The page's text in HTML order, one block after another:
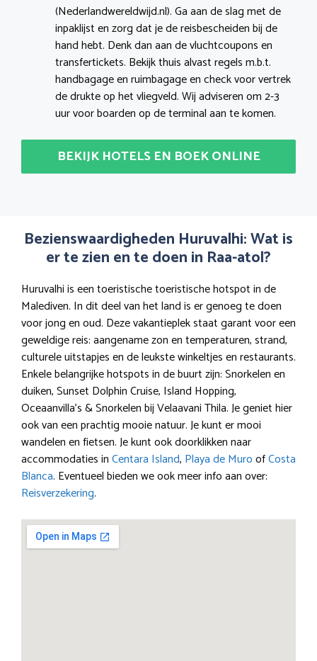
(Nederlandwereldwijd.nl). Ga aan de slag met de
inpaklijst en zorg dat je de reisbescheiden bij de
hand hebt. Denk dan aan de vluchtcoupons en
transfertickets. Bekijk thuis alvast regels m.b.t.
handbagage en ruimbagage en check voor vertrek
de drukte op het vliegveld. Wij adviseren om 2-3
uur voor boarden op de terminal aan te komen.
BEKIJK HOTELS EN BOEK ONLINE
Bezienswaardigheden Huruvalhi: Wat is
er te zien en te doen in Raa-atol?
Huruvalhi is een toeristische toeristische hotspot in de
Malediven. In dit deel van het land is er genoeg te doen
voor jong en oud. Deze vakantieplek staat garant voor een
geweldige reis: aangename zon en temperaturen, strand,
culturele uitstapjes en de leukste winkeltjes en restaurants.
Enkele belangrijke hotspots in de buurt zijn: Snorkelen en
duiken, Sunset Dolphin Cruise, Island Hopping,
Oceaanvilla’s & Snorkelen bij Velaavani Thila. Je geniet hier
ook van een prachtig mooie natuur. Je kunt er mooi
wandelen en fietsen. Je kunt ook doorklikken naar
accommodaties inCentara Island, Playa de MuroofCosta
Blanca. Eventueel bieden we ook meer info aan over:
Reisverzekering.